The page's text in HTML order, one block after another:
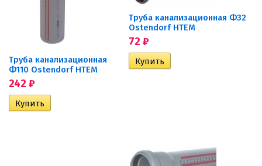
Труба канализационная
Ф110 Ostendorf HTEM
242 ₽
Труба канализационная Ф32
Ostendorf HTEM
72 ₽